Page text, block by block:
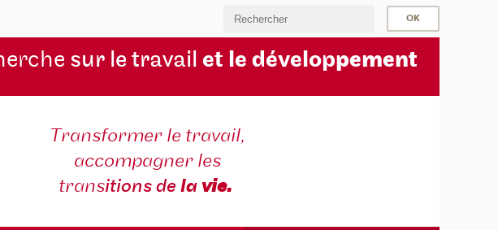
sur le travail et le développement
Transformer le travail,
accompagner les
transitions de lavie.